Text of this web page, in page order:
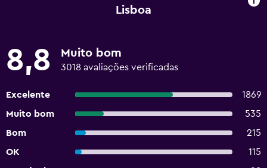
Lisboa
8,8 Muito bom
3018 avaliações verificadas
Excelente
1869
Muito bom
535
Bom
215
OK
115